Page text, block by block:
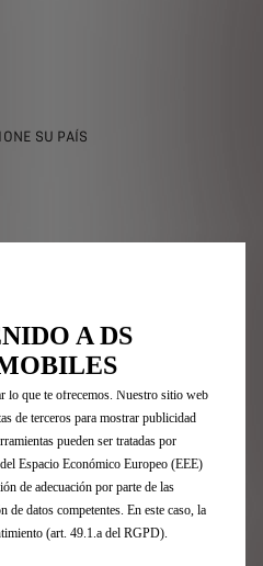
SU PAÍS
BULGARIA
ESLOVAQUIA
FINLANDIA
IRLANDA
NORUEGA
PORTUGAL
A DS
disfrutes de la mejor experiencia
de la red y la accesibilidad.Las
y el rendimiento mediante diversas
del idioma o los resultados de
lo que te ofrecemos. Nuestro sitio web
de terceros para mostrar publicidad
pueden ser tratadas por
Espacio Económico Europeo (EEE)
de adecuación por parte de las
de datos competentes. En este caso, la
(art. 49.1.a del RGPD).